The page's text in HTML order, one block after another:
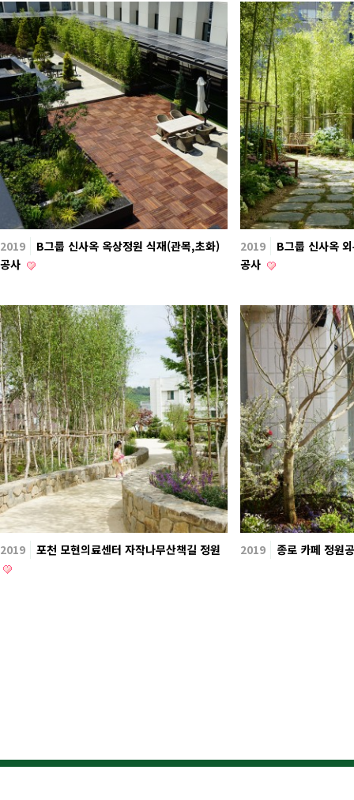
2019
B그룹 신사옥 옥상정원 식재(관목,초화)
공사
2019
B그룹 신사옥
공사
2019 포천 모현의료센터 자작나무산책길 정원 2019 종로 카페 정원